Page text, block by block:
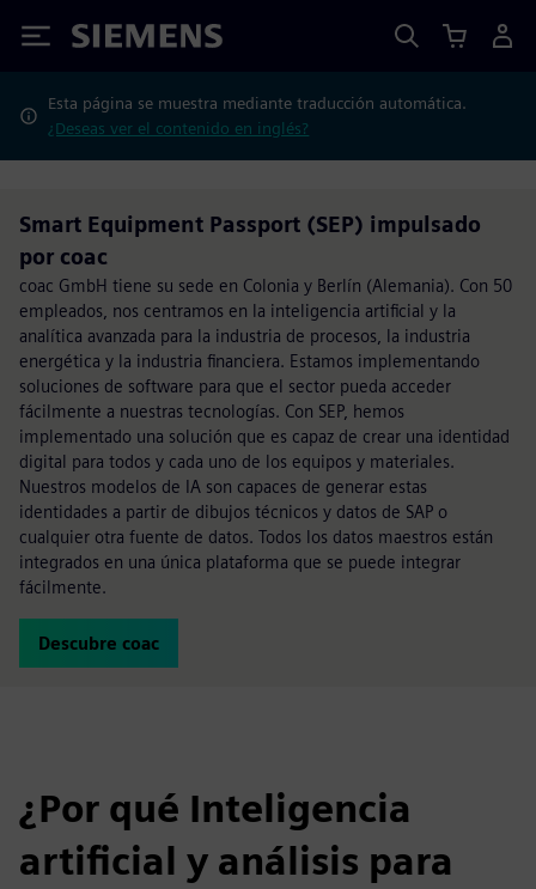
Siemens
Esta página se muestra mediante traducción automática.
¿Deseas ver el contenido en inglés?
Smart Equipment Passport (SEP) impulsado
por coac
coac GmbH tiene su sede en Colonia y Berlín (Alemania). Con 50
empleados, nos centramos en la inteligencia artificial y la
analítica avanzada para la industria de procesos, la industria
energética y la industria financiera. Estamos implementando
soluciones de software para que el sector pueda acceder
fácilmente a nuestras tecnologías. Con SEP, hemos
implementado una solución que es capaz de crear una identidad
digital para todos y cada uno de los equipos y materiales.
Nuestros modelos de IA son capaces de generar estas
identidades a partir de dibujos técnicos y datos de SAP o
cualquier otra fuente de datos. Todos los datos maestros están
integrados en una única plataforma que se puede integrar
fácilmente.
Descubre coac
¿Por qué Inteligencia
artificial y análisis para